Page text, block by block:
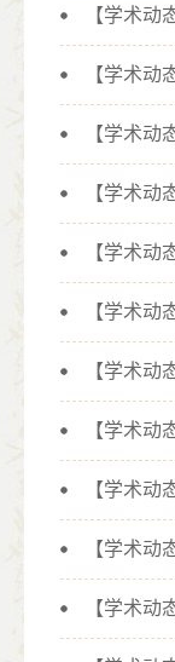
【学术动
【学术
【学术
【学术
【学术动
【学术
【学术
【学术
【学术
【学术